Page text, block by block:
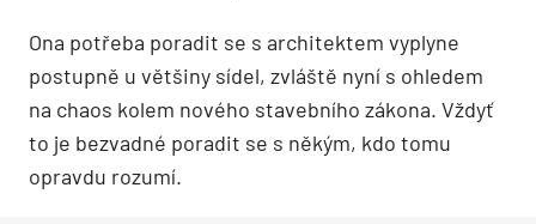
Ona potřeba poradit se s architektem vyplyne
postupně u většiny sídel, zvláště nyní s ohledem
na chaos kolem nového stavebního zákona. Vždyť
to je bezvadné poradit se s někým, kdo tomu
opravdu rozumí.